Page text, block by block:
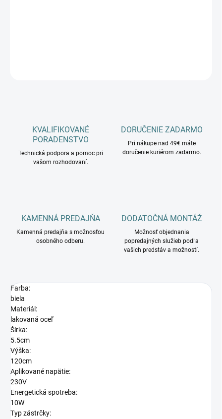
KVALIFIKOVANÉ
PORADENSTVO
Technická podpora a pomoc pri
vašom rozhodovaní.
DORUČENIE ZADARMO
Pri nákupe nad 49€ máte
doručenie kuriérom zadarmo.
KAMENNÁ PREDAJŇA
Kamenná predajňa s možnosťou
osobného odberu.
DODATOČNÁ MONTÁŽ
Možnosť objednania
popredajných služieb podľa
vašich predstáv a možností.
Farba:
biela
Materiál:
lakovaná oceľ
Šírka:
5.5cm
Výška:
120cm
Aplikované napätie:
230V
Energetická spotreba:
10W
Typ zástrčky: